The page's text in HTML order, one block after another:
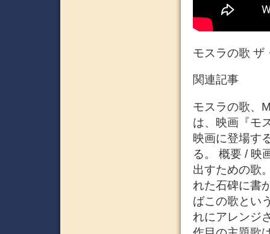
モスラの歌 ザ
関連記事
モスラの歌、
は、映画『モ
映画に登場す
る。 概要 / 映
出すための歌
れた石碑に書
ばこの歌とい
れにアレンジ